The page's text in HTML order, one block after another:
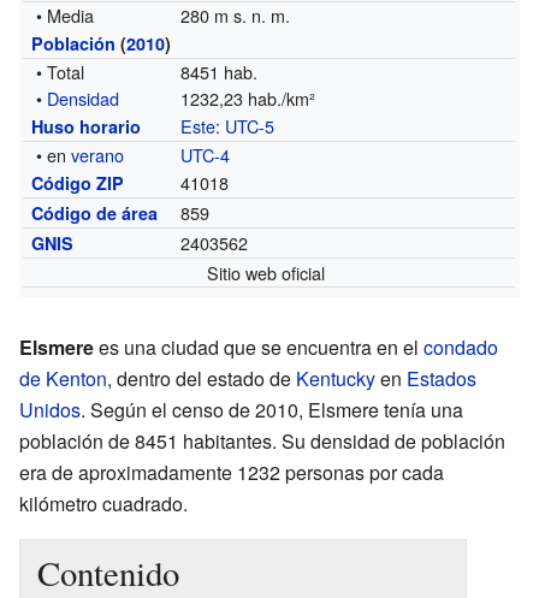
• Media 280 m s. n. m.
Población (2010)
• Total
8451 hab.
• Densidad 1232,23 hab./km²
Huso horario Este: UTC-5
• enverano UTC-4
Código ZIP 41018
Código de área 859
GNIS
2403562
Sitio web oficial
Elsmerees una ciudad que se encuentra en el condado
de Kenton, dentro del estado de Kentuckyen Estados
Unidos. Según el censo de 2010, Elsmere tenía una
población de 8451 habitantes. Su densidad de población
era de aproximadamente 1232 personas por cada
kilómetro cuadrado.
Contenido